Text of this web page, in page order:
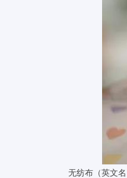
无纺布（英文